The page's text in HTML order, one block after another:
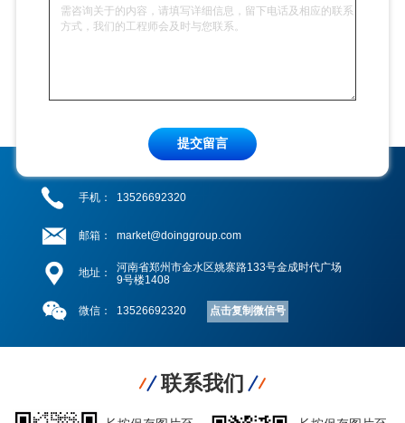
提交留言
手机： 13526692320
邮箱： market@doinggroup.com
地址：
河南省郑州市金水区姚寨路133号金成时代广场
9号楼1408
微信： 13526692320 点击复制微信号
联系我们